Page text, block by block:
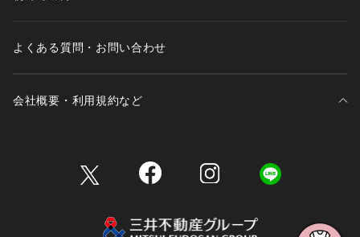
よくある質問・お問い合わせ
会社概要・利用規約など